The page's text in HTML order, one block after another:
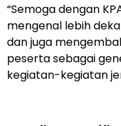
“Semoga dengan
mengenal lebih
dan juga
peserta sebagai
kegiatan-kegiatan